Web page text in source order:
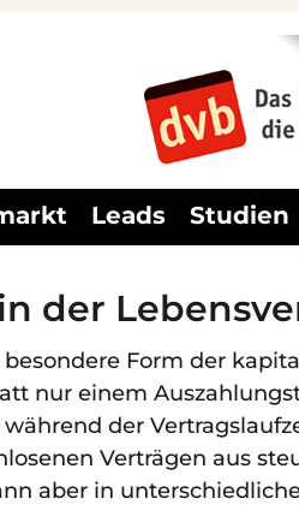
Leads Studien
der
Form der
nur einem
der
Verträgen aus
aber in